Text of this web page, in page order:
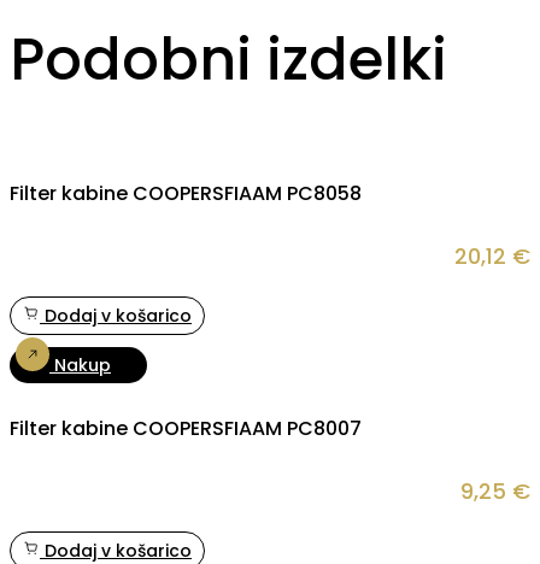
Podobni izdelki
Filter kabine COOPERSFIAAM PC8058
20,12 €
Dodaj v košarico
Nakup
Filter kabine COOPERSFIAAM PC8007
9,25 €
Dodaj v košarico